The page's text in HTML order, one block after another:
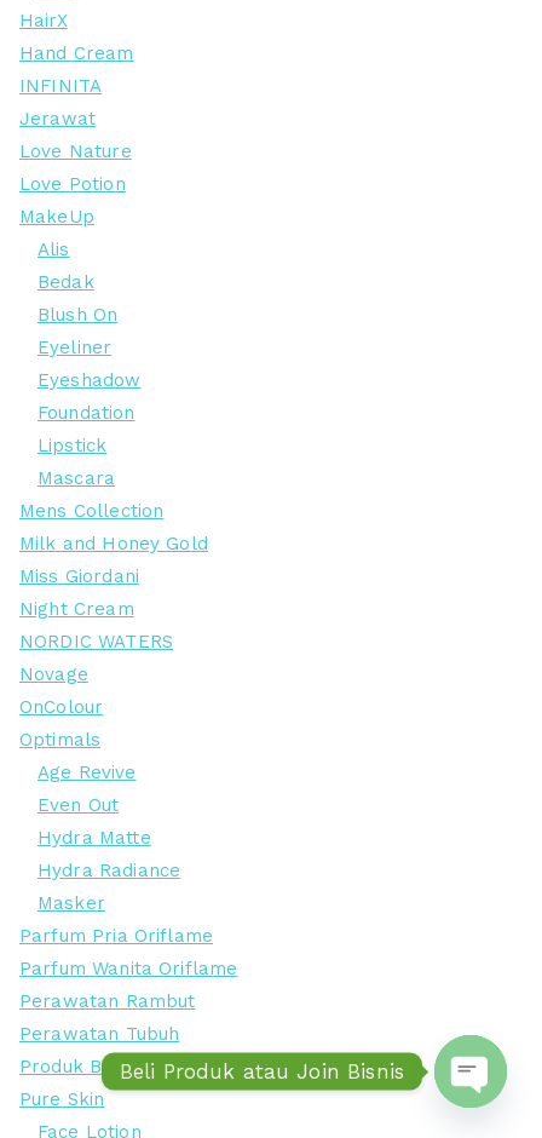
HairX
Hand Cream
INFINITA
Jerawat
Love Nature
Love Potion
MakeUp
Alis
Bedak
Blush On
Eyeliner
Eyeshadow
Foundation
Lipstick
Mascara
Mens Collection
Milk and Honey Gold
Miss Giordani
Night Cream
NORDIC WATERS
Novage
OnColour
Optimals
Age Revive
Even Out
Hydra Matte
Hydra Radiance
Masker
Parfum Pria Oriflame
Parfum Wanita Oriflame
Perawatan Rambut
Perawatan Tubuh
Produk Baru Oriflame
Pure Skin
Face Lotion
Beli Produk atau Join Bisnis